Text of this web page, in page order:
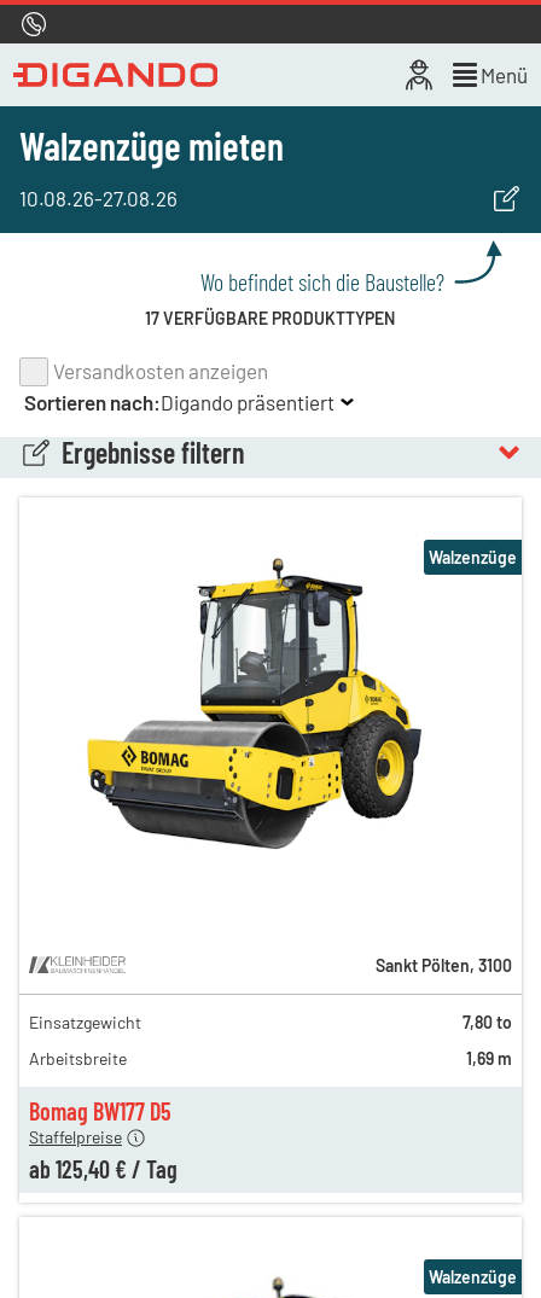
Menü
Walzenzüge mieten
10.08.26-27.08.26
Wo befindet sich die Baustelle?
17 VERFÜGBARE PRODUKTTYPEN
Ergebnisse filtern
Versandkosten anzeigen
Sortieren nach:Digando präsentiert
Bomag BW177 D5
270,40 €
180,40 €
Staffelpreise
ab 125,40 € / Tag
Walzenzüge
Sankt Pölten, 3100
Einsatzgewicht
7,80 to
Arbeitsbreite
1,69 m
Walzenzüge